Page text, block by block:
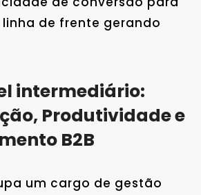
de frente gerando
intermediário:
Produtividade e
B2B
um cargo de gestão